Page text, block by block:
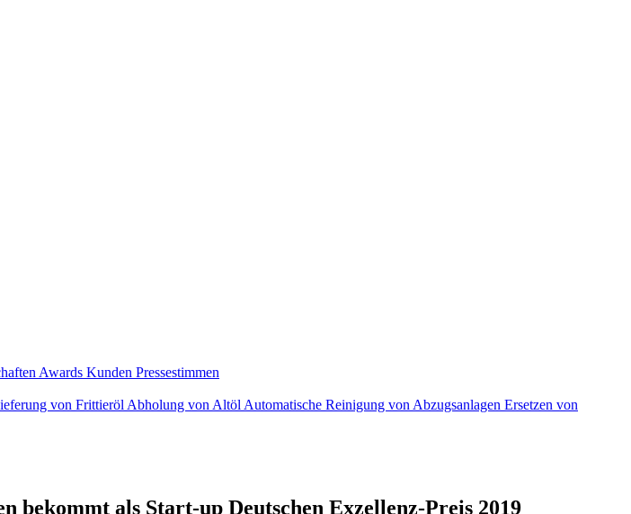
Awards Kunden Pressestimmen
von Frittieröl Abholung von Altöl Automatische Reinigung von Abzugsanlagen Ersetzen von
als Start-up Deutschen Exzellenz-Preis 2019